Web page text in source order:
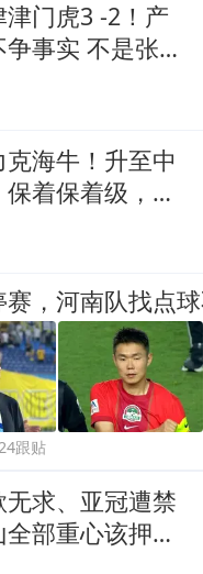
门虎3 -2！产
事实 不是张宸
海牛！升至中
着保着级，我
跟贴
无求、亚冠遭禁
部重心该押在